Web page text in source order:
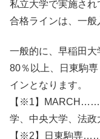
私立大学で実施さ
合格ラインは、一般
一般的に、早稲田
80％以上、日東駒
インとなります。
【※1】MARCH……
学、中央大学、法政
【※2】日東駒専